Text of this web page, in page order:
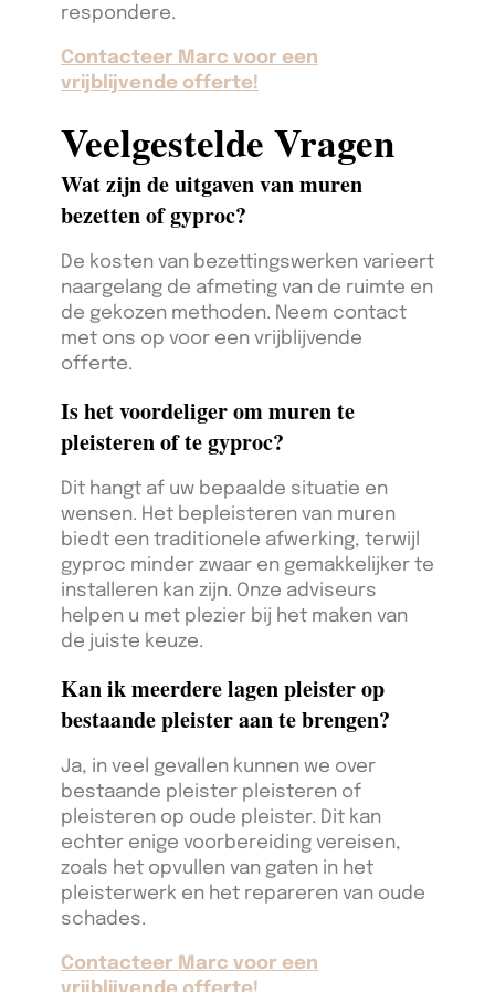
respondere.
Contacteer Marc voor een
vrijblijvende offerte!
Veelgestelde Vragen
Wat zijn de uitgaven van muren
bezetten of gyproc?
De kosten van bezettingswerken varieert
naargelang de afmeting van de ruimte en
de gekozen methoden. Neem contact
met ons op voor een vrijblijvende
offerte.
Is het voordeliger om muren te
pleisteren of te gyproc?
Dit hangt af uw bepaalde situatie en
wensen. Het bepleisteren van muren
biedt een traditionele afwerking, terwijl
gyproc minder zwaar en gemakkelijker te
installeren kan zijn. Onze adviseurs
helpen u met plezier bij het maken van
de juiste keuze.
Kan ik meerdere lagen pleister op
bestaande pleister aan te brengen?
Ja, in veel gevallen kunnen we over
bestaande pleister pleisteren of
pleisteren op oude pleister. Dit kan
echter enige voorbereiding vereisen,
zoals het opvullen van gaten in het
pleisterwerk en het repareren van oude
schades.
Contacteer Marc voor een